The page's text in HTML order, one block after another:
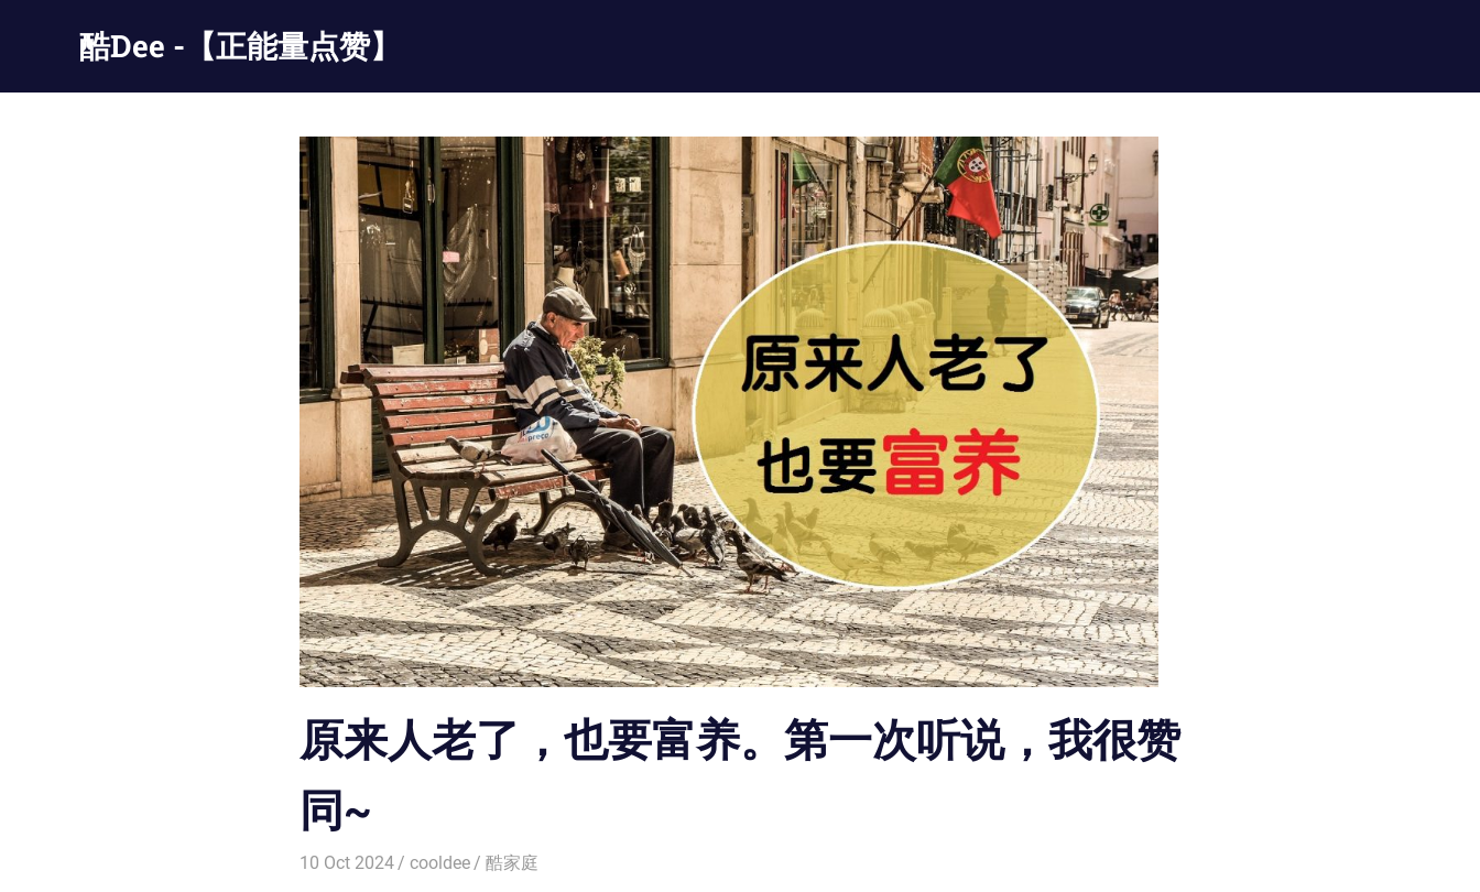
酷Dee -【正能量点赞】
原来人老了，也要富养。第一次听说，我很赞
同~
10 Oct 2024 cooldee 酷家庭